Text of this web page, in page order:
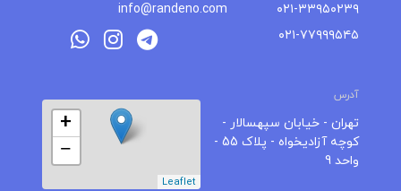
۰۲۱-۳۳۹۵۰۲۳۹
۰۲۱-۷۷۹۹۹۵۴۵
info@randeno.com
آدرس
تهران - خیابان سپهسالار -
کوچه آزادیخواه - پلاک 55 -
واحد 9
+
−
Leaflet